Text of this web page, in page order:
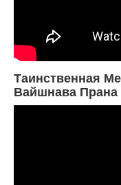
Таинственная
Вайшнава Прана